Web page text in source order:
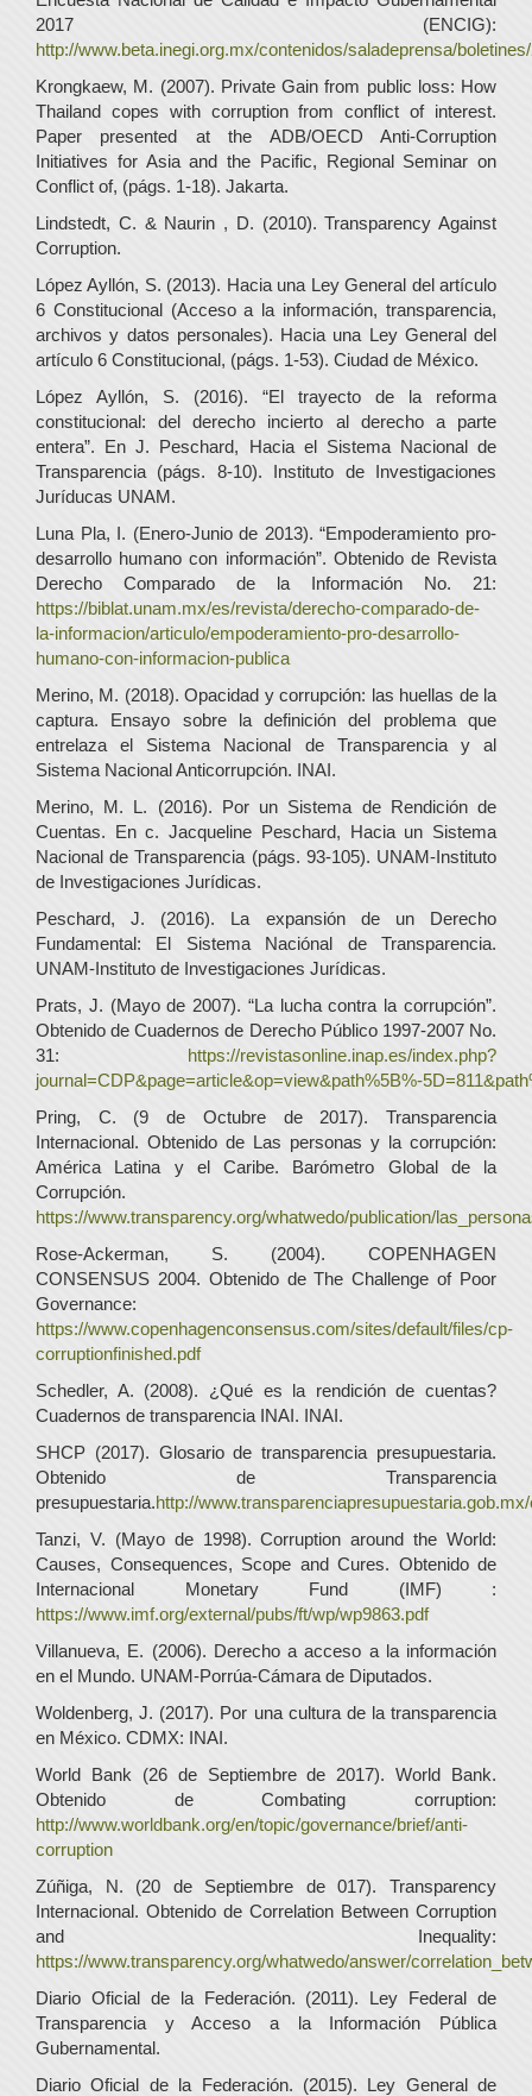
2017 (ENCIG):
http://www.beta.inegi.org.mx/contenidos/saladeprensa/
Krongkaew, M. (2007). Private Gain from public loss: How
Thailand copes with corruption from conflict of interest.
Paper presented at the ADB/OECD Anti-Corruption
Initiatives for Asia and the Pacific, Regional Seminar on
Conflict of, (págs. 1-18). Jakarta.
Lindstedt, C. & Naurin , D. (2010). Transparency Against
Corruption.
López Ayllón, S. (2013). Hacia una Ley General del artículo
6 Constitucional (Acceso a la información, transparencia,
archivos y datos personales). Hacia una Ley General del
artículo 6 Constitucional, (págs. 1-53). Ciudad de México.
López Ayllón, S. (2016). “El trayecto de la reforma
constitucional: del derecho incierto al derecho a parte
entera”. En J. Peschard, Hacia el Sistema Nacional de
Transparencia (págs. 8-10). Instituto de Investigaciones
Juríducas UNAM.
Luna Pla, I. (Enero-Junio de 2013). “Empoderamiento pro-
desarrollo humano con información”. Obtenido de Revista
Derecho Comparado de la Información No. 21:
https://biblat.unam.mx/es/revista/derecho-comparado-de-
la-informacion/articulo/empoderamiento-pro-desarrollo-
humano-con-informacion-publica
Merino, M. (2018). Opacidad y corrupción: las huellas de la
captura. Ensayo sobre la definición del problema que
entrelaza el Sistema Nacional de Transparencia y al
Sistema Nacional Anticorrupción. INAI.
Merino, M. L. (2016). Por un Sistema de Rendición de
Cuentas. En c. Jacqueline Peschard, Hacia un Sistema
Nacional de Transparencia (págs. 93-105). UNAM-Instituto
de Investigaciones Jurídicas.
Peschard, J. (2016). La expansión de un Derecho
Fundamental: El Sistema Naciónal de Transparencia.
UNAM-Instituto de Investigaciones Jurídicas.
Prats, J. (Mayo de 2007). “La lucha contra la corrupción”.
Obtenido de Cuadernos de Derecho Público 1997-2007 No.
31: https://revistasonline.inap.es/index.php?
journal=CDP&page=article&op=view&path%5B%-
Pring, C. (9 de Octubre de 2017). Transparencia
Internacional. Obtenido de Las personas y la corrupción:
América Latina y el Caribe. Barómetro Global de la
Corrupción.
https://www.transparency.org/whatwedo/publication/
Rose-Ackerman, S. (2004). COPENHAGEN
CONSENSUS 2004. Obtenido de The Challenge of Poor
Governance:
https://www.copenhagenconsensus.com/sites/default/files/cp-
corruptionfinished.pdf
Schedler, A. (2008). ¿Qué es la rendición de cuentas?
Cuadernos de transparencia INAI. INAI.
SHCP (2017). Glosario de transparencia presupuestaria.
Obtenido de Transparencia
presupuestaria.http://
Tanzi, V. (Mayo de 1998). Corruption around the World:
Causes, Consequences, Scope and Cures. Obtenido de
Internacional Monetary Fund (IMF) :
https://www.imf.org/external/pubs/ft/wp/wp9863.pdf
Villanueva, E. (2006). Derecho a acceso a la información
en el Mundo. UNAM-Porrúa-Cámara de Diputados.
Woldenberg, J. (2017). Por una cultura de la transparencia
en México. CDMX: INAI.
World Bank (26 de Septiembre de 2017). World Bank.
Obtenido de Combating corruption:
http://www.worldbank.org/en/topic/governance/brief/anti-
corruption
Zúñiga, N. (20 de Septiembre de 017). Transparency
Internacional. Obtenido de Correlation Between Corruption
and Inequality:
https://www.transparency.org/whatwedo/answer/
Diario Oficial de la Federación. (2011). Ley Federal de
Transparencia y Acceso a la Información Pública
Gubernamental.
Diario Oficial de la Federación. (2015). Ley General de